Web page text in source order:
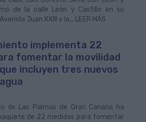
de la calle León y Castillo en su
Juan XXIII y la... LEER MÁS
implementa 22
fomentar la movilidad
incluyen tres nuevos
de Las Palmas de Gran Canaria ha
de 22 medidas para fomentar